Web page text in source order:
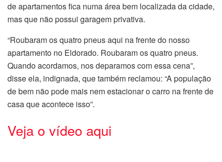
de apartamentos fica numa área bem localizada da cidade,
mas que não possui garagem privativa.
“Roubaram os quatro pneus aqui na frente do nosso
apartamento no Eldorado. Roubaram os quatro pneus.
Quando acordamos, nos deparamos com essa cena”,
disse ela, indignada, que também reclamou: “A população
de bem não pode mais nem estacionar o carro na frente de
casa que acontece isso”.
Veja o vídeo aqui